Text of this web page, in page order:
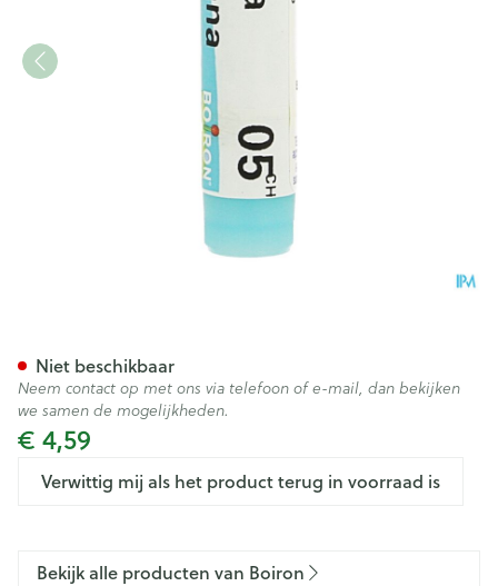
€ 4,59
Verwittig mij als het product terug in voorraad is
Niet beschikbaar
Neem contact op met ons via telefoon of e-mail, dan bekijken
we samen de mogelijkheden.
Bekijk alle producten van Boiron